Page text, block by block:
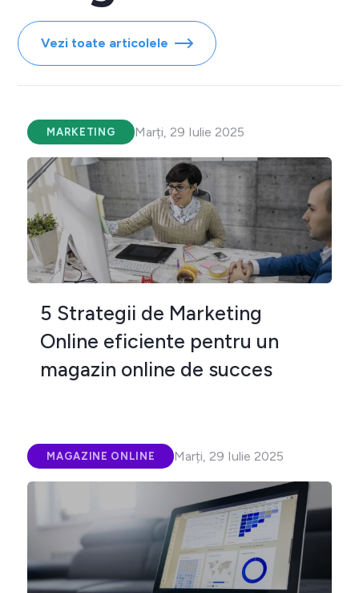
Vezi toate articolele
MARKETING Marți, 29 Iulie 2025
5 Strategii de Marketing
Online eficiente pentru un
magazin online de succes
MAGAZINE ONLINE Marți, 29 Iulie 2025